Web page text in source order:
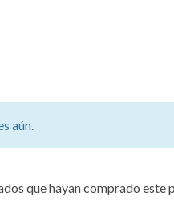
aún.
que hayan comprado este